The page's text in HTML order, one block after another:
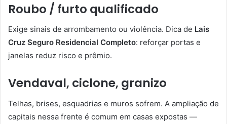
Roubo / furto qualificado
Exige sinais de arrombamento ou violência. Dica de Lais
Cruz Seguro Residencial Completo: reforçar portas e
janelas reduz risco e prêmio.
Vendaval, ciclone, granizo
Telhas, brises, esquadrias e muros sofrem. A ampliação de
capitais nessa frente é comum em casas expostas —